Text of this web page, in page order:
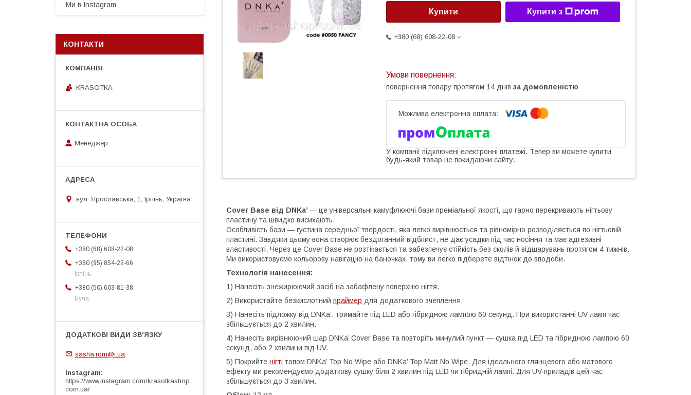
Купити Купити з
+380 (68) 608-22-08
повернення товару протягом 14 днів за домовленістю
У компанії підключені електронні платежі. Тепер ви можете купити
будь-який товар не покидаючи сайту.
Cover Base від DNKa’ — це універсальні камуфлюючі бази преміальної якості, що гарно перекривають нігтьову
пластину та швидко висихають.
Особливість бази — густина середньої твердості, яка легко вирівнюється та рівномірно розподіляється по нігтьовій
пластині. Завдяки цьому вона створює бездоганний відблист, не дає усадки під час носіння та має адгезивні
властивості. Через це Cover Base не розтікається та забезпечує стійкість без сколів й відшарувань протягом 4 тижнів.
Ми використовуємо кольорову навігацію на баночках, тому ви легко підберете відтінок до вподоби.
Технологія нанесення:
1) Нанесіть знежирюючий засіб на забафлену поверхню нігтя.
2) Використайте безкислотний праймер для додаткового зчеплення.
3) Нанесіть підложку від DNKa’, тримайте під LED або гібридною лампою 60 секунд. При використанні UV ламп час
збільшується до 2 хвилин.
4) Нанесіть вирівнюючий шар DNKa’ Cover Base та повторіть минулий пункт — сушка під LED та гібридною лампою 60
секунд, або 2 хвилини під UV.
5) Покрийте нігті топом DNKa’ Top No Wipe або DNKa’ Top Matt No Wipe. Для ідеального глянцевого або матового
ефекту ми рекомендуємо додаткову сушку біля 2 хвилин під LED чи гібридній лампі. Для UV-приладів цей час
збільшується до 3 хвилин.
Ми в Instagram
КОНТАКТИ
KRASOTKA
Менеджер
вул. Ярославська, 1, Ірпінь, Україна
+380 (68) 608-22-08
+380 (95) 854-22-66
Ірпінь
+380 (50) 603-81-38
Буча
sasha.rom@i.ua
Instagram
https://www.instagram.com/krasotkashop.
com.ua/